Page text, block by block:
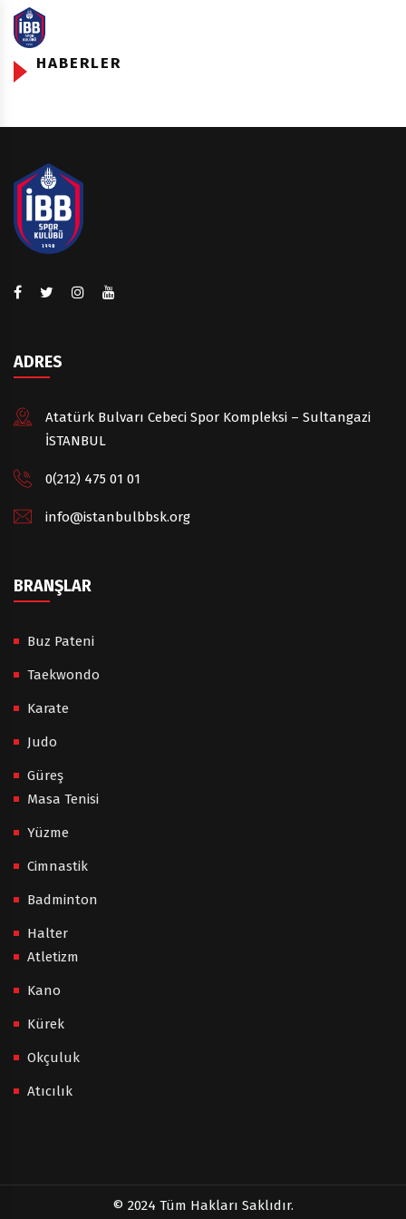
HABERLER
ADRES
Atatürk Bulvarı Cebeci Spor Kompleksi – Sultangazi
İSTANBUL
0(212) 475 01 01
info@istanbulbbsk.org
BRANŞLAR
Buz Pateni
Taekwondo
Karate
Judo
Güreş
Masa Tenisi
Yüzme
Cimnastik
Badminton
Halter
Atletizm
Kano
Kürek
Okçuluk
Atıcılık
© 2024 Tüm Hakları Saklıdır.